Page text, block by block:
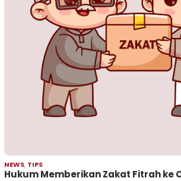
NEWS, TIPS
Hukum Memberikan Zakat Fitrah ke